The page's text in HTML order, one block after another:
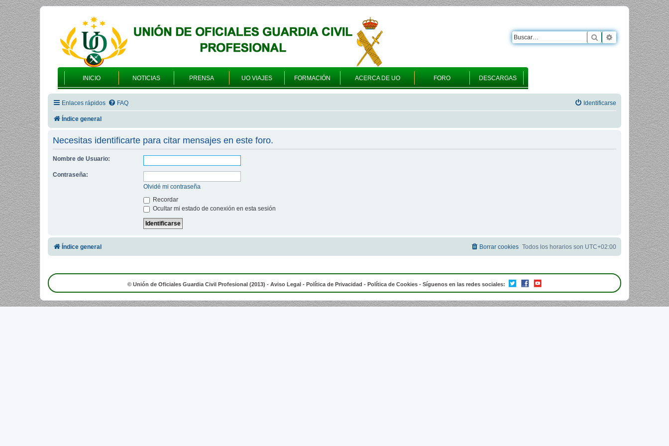
INICIO NOTICIAS PRENSA UO VIAJES FORMACIÓN ACERCA DE UO FORO DESCARGAS
Buscar Búsqueda
Enlaces rápidos FAQ Identificarse
Índice general
Necesitas identificarte para citar mensajes en este foro.
Nombre de Usuario:
Contraseña:
Olvidé mi contraseña
Recordar
Ocultar mi estado de conexión en esta sesión
Índice general Todos los horarios son UTC+02:00
Borrar cookies
© Unión de Oficiales Guardia Civil Profesional (2013) - Aviso Legal - Política de Privacidad - Política de Cookies - Síguenos en las redes sociales: